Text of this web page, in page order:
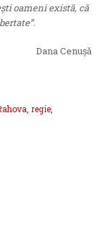
oameni există, că
Dana Cenușă
regie,